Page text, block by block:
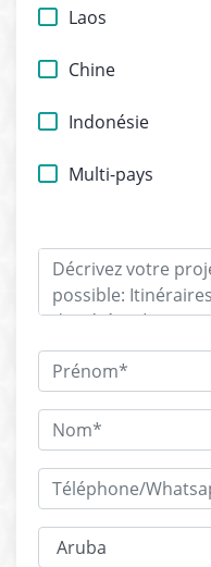
Laos
Chine
Indonésie
Multi-pays